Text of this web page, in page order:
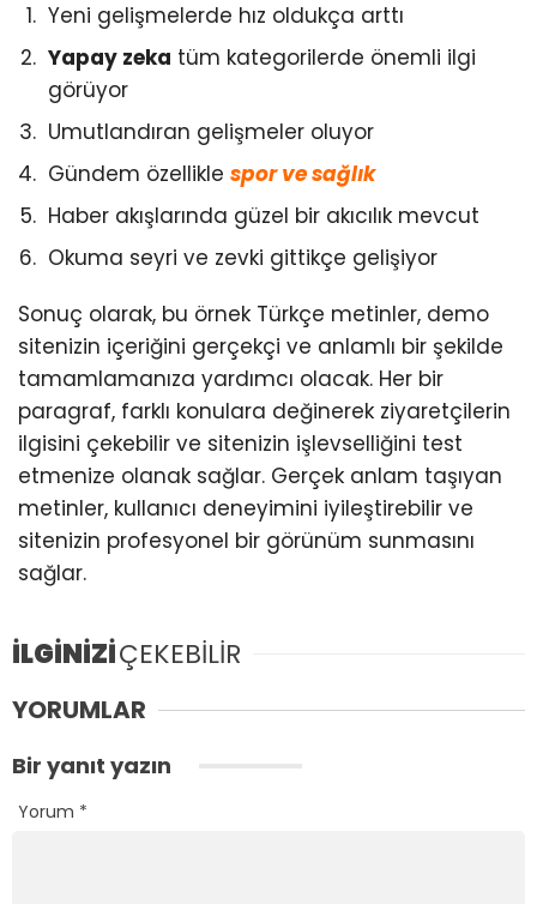
Yeni gelişmelerde hız oldukça arttı
Yapay zeka tüm kategorilerde önemli ilgi
görüyor
Umutlandıran gelişmeler oluyor
Gündem özellikle spor ve sağlık
Haber akışlarında güzel bir akıcılık mevcut
Okuma seyri ve zevki gittikçe gelişiyor
Sonuç olarak, bu örnek Türkçe metinler, demo
sitenizin içeriğini gerçekçi ve anlamlı bir şekilde
tamamlamanıza yardımcı olacak. Her bir
paragraf, farklı konulara değinerek ziyaretçilerin
ilgisini çekebilir ve sitenizin işlevselliğini test
etmenize olanak sağlar. Gerçek anlam taşıyan
metinler, kullanıcı deneyimini iyileştirebilir ve
sitenizin profesyonel bir görünüm sunmasını
sağlar.
İLGİNİZİÇEKEBİLİR
YORUMLAR
Bir yanıt yazın
Yorum *